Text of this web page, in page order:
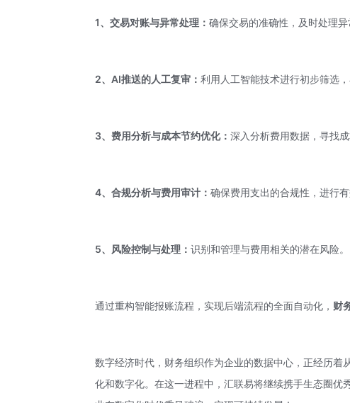
1、交易对账与异常处理：确保交易的准确性，及时处理异
2、AI推送的人工复审：利用人工智能技术进行初步筛选
3、费用分析与成本节约优化：深入分析费用数据，寻找成
4、合规分析与费用审计：确保费用支出的合规性，进行有
5、风险控制与处理：识别和管理与费用相关的潜在风险。
通过重构智能报账流程，实现后端流程的全面自动化， 财
数字经济时代，财务组织作为企业的数据中心，正经历
化和数字化。在这一进程中，汇联易将继续携手生态圈